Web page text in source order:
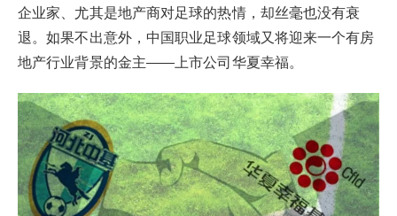
企业家、尤其是地产商对足球的热情，却丝毫也没有衰
退。如果不出意外，中国职业足球领域又将迎来一个有房
地产行业背景的金主——上市公司华夏幸福。